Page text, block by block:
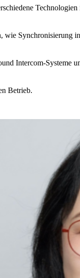
Intercom-Systeme
Betrieb.